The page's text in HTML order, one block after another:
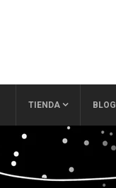
TIENDA BLOG